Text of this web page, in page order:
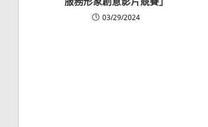
03/29/2024